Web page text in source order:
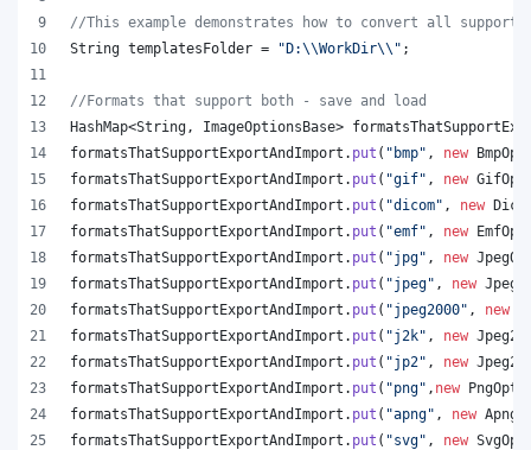
//This example demonstrates how to convert all
String templatesFolder = "D:\\WorkDir\\ " ;
//Formats that support both - save and load
HashMap<String , ImageOptionsBase>
formatsThatSupportExportAndImport . put ( "bmp" , new
formatsThatSupportExportAndImport . put ( "gif" , new
formatsThatSupportExportAndImport . put ( "dicom" , new
formatsThatSupportExportAndImport . put ( "emf" , new
formatsThatSupportExportAndImport . put ( "jpg" , new
formatsThatSupportExportAndImport . put ( "jpeg" , new
formatsThatSupportExportAndImport . put ( "jpeg2000" , new
formatsThatSupportExportAndImport . put ( "j2k" , new
formatsThatSupportExportAndImport . put ( "jp2" , new
formatsThatSupportExportAndImport . put ( "png" , new
formatsThatSupportExportAndImport . put ( "apng" , new
formatsThatSupportExportAndImport . put ( "svg" , new